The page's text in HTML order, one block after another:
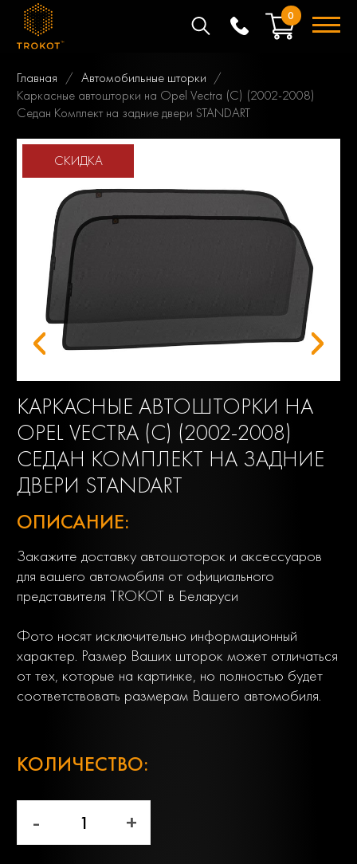
0
Главная
Автомобильные шторки
Каркасные автошторки на Opel Vectra (C) (2002-2008)
Седан Комплект на задние двери STANDART
КАРКАСНЫЕ АВТОШТОРКИ НА
OPEL VECTRA (C) (2002-2008)
СЕДАН КОМПЛЕКТ НА ЗАДНИЕ
ДВЕРИ STANDART
СКИДКА
ОПИСАНИЕ:
Закажите доставку автошоторок и аксессуаров
для вашего автомобиля от официального
представителя TROKOT в Беларуси
Фото носят исключительно информационный
характер. Размер Ваших шторок может отличаться
от тех, которые на картинке, но полностью будет
соответствовать размерам Вашего автомобиля.
КОЛИЧЕСТВО:
- +